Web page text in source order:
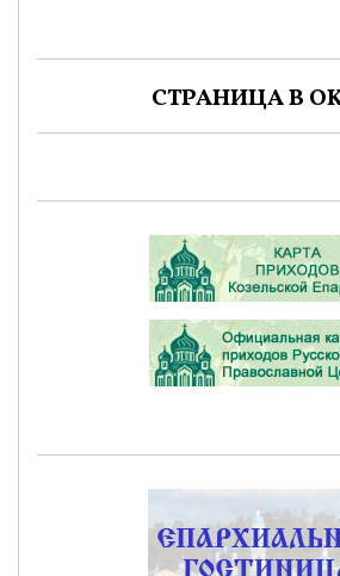
СТРАНИЦА В